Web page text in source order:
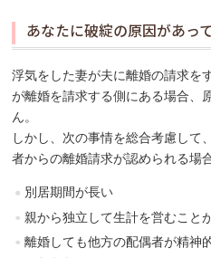
あなたに破綻の原因があっ
浮気をした妻が夫に離婚の請求を
が離婚を請求する側にある場合、
ん。
しかし、次の事情を総合考慮して
者からの離婚請求が認められる場
別居期間が長い
親から独立して生計を営むこと
離婚しても他方の配偶者が精神